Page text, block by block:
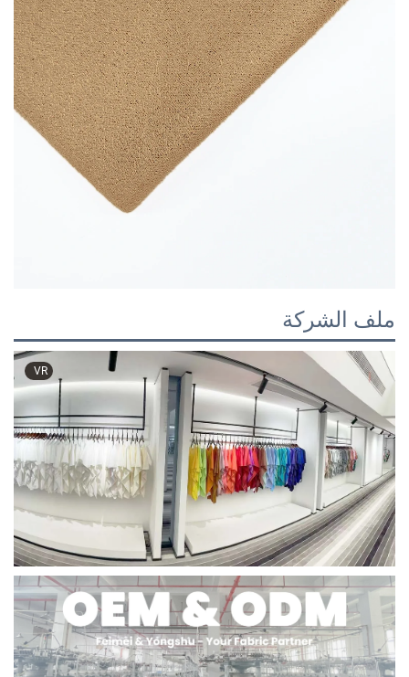
ملف الشركة
VR